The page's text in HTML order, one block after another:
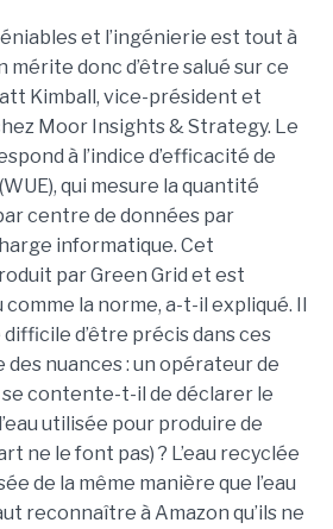
et l’ingénierie est tout à
mérite donc d’être salué sur ce
Kimball, vice-président et
Moor Insights & Strategy. Le
à l’indice d’efficacité de
qui mesure la quantité
centre de données par
informatique. Cet
par Green Grid et est
la norme, a-t-il expliqué. Il
d’être précis dans ces
des nuances : un opérateur de
contente-t-il de déclarer le
utilisée pour produire de
ne le font pas) ? L’eau recyclée
de la même manière que l’eau
reconnaître à Amazon qu’ils ne